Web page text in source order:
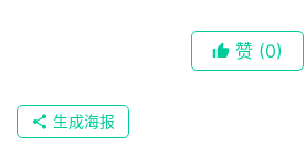
速
赞 (0)
生成海报